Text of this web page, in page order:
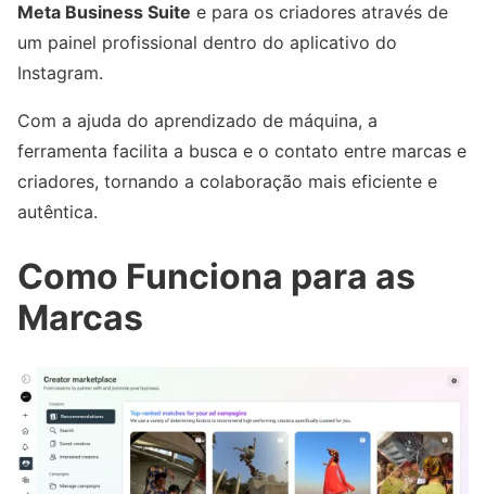
Meta Business Suite e para os criadores através de
um painel profissional dentro do aplicativo do
Instagram.
Com a ajuda do aprendizado de máquina, a
ferramenta facilita a busca e o contato entre marcas e
criadores, tornando a colaboração mais eficiente e
autêntica.
Como Funciona para as
Marcas